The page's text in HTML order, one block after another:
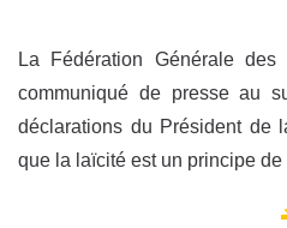
La Fédération Générale
communiqué de presse au
déclarations du Président de
que la laïcité est un principe de